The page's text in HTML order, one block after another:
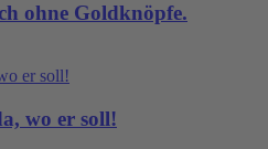
ohne Goldknöpfe.
wo er soll!